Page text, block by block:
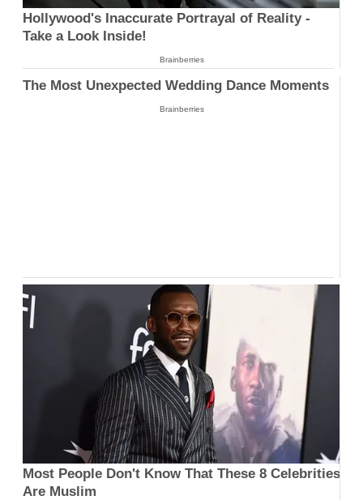
Hollywood's Inaccurate Portrayal of Reality -
Take a Look Inside!
Brainberries
The Most Unexpected Wedding Dance Moments
Brainberries
Most People Don't Know That These 8 Celebrities
Are Muslim